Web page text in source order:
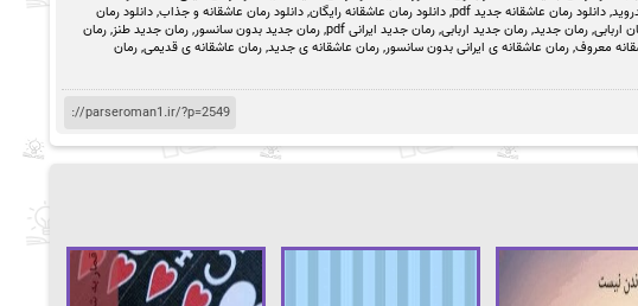
,دانلود رمان عاشقانه جدید pdf ,دانلود رمان عاشقانه رایگان,دانلود رمان عاشقانه و جذاب,دانلود رمان
اربابی,رمان جدید,رمان جدید اربابی,رمان جدید ایرانی pdf ,رمان جدید بدون سانسور,رمان جدید طنز,رمان
معروف,رمان عاشقانه ی ایرانی بدون سانسور,رمان عاشقانه ی جدید,رمان عاشقانه ی قدیمی,رمان